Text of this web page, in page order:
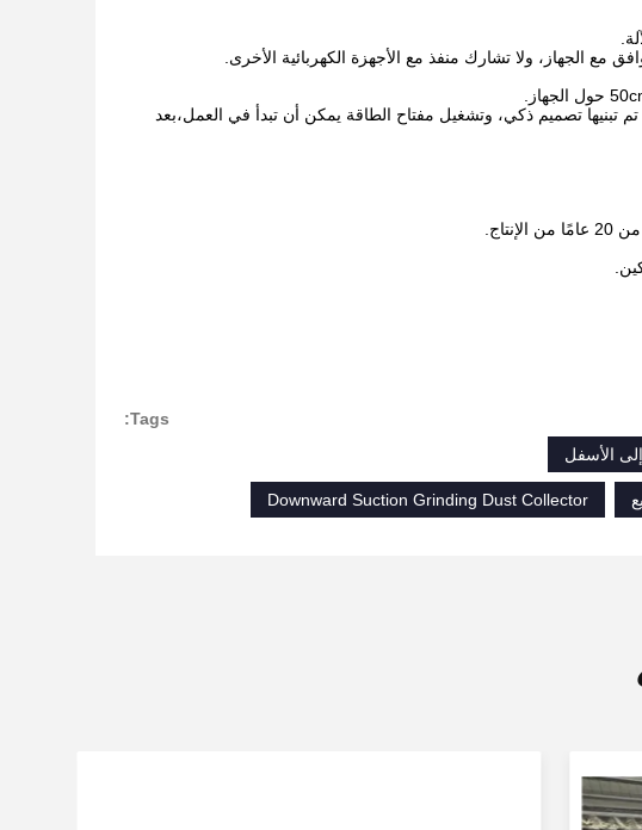
تبنيها تصميم ذكي، وتشغيل مفتاح الطاقة يمكن أن تبدأ في العمل،بعد
Tags:
Downward Suction Grinding Dust Collector